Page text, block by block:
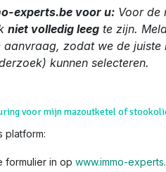
experts.be voor u: Voor de
niet volledig leeg te zijn.
aanvraag, zodat we de juiste
kunnen selecteren.
voor mijn mazoutketel of
platform:
formulier in op www.immo-